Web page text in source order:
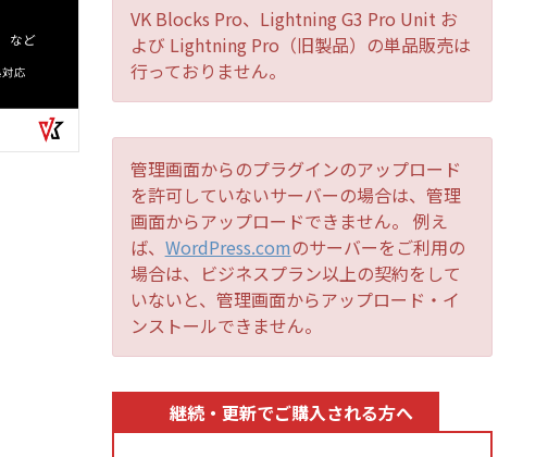
VK Blocks Pro、Lightning G3 Pro Unit お
よび Lightning Pro（旧製品）の単品販売は
行っておりません。
管理画面からのプラグインのアップロード
を許可していないサーバーの場合は、管理
画面からアップロードできません。 例え
ば、 WordPress.comのサーバーをご利用の
場合は、ビジネスプラン以上の契約をして
いないと、管理画面からアップロード・イ
ンストールできません。
継続・更新でご購入される方へ